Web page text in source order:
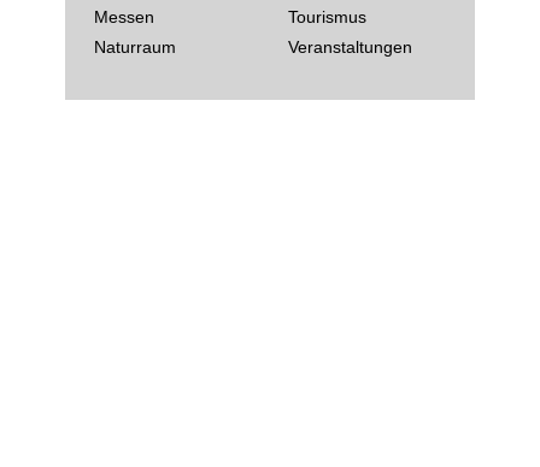
Messen
Naturraum
Tourismus
Veranstaltungen